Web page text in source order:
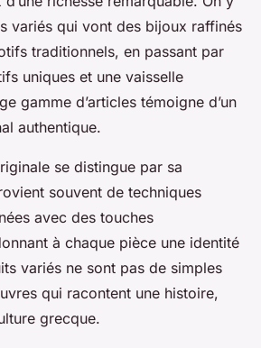
variés qui vont des bijoux raffinés
traditionnels, en passant par
uniques et une vaisselle
gamme d’articles témoigne d’un
authentique.
se distingue par sa
souvent de techniques
avec des touches
à chaque pièce une identité
variés ne sont pas de simples
qui racontent une histoire,
grecque.